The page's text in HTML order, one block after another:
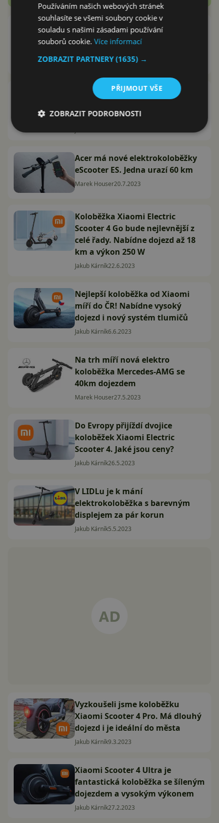
Acer Predator Extreme je terénní
koloběžka pro náročné. Poradí si
Adam Kurfürst 8.2.2024
Elektrokoloběžka Sencor Scooter
obou kol (recenze)
Acer má nové elektrokoloběžky
eScooter ES. Jedna urazí 60 km
Marek Houser20.7.2023
Koloběžka Xiaomi Electric
Scooter 4 Go bude nejlevnější z
celé řady. Nabídne dojezd až 18
km a výkon 250 W
Jakub Kárník22.6.2023
Nejlepší koloběžka od Xiaomi
míří do ČR! Nabídne vysoký
dojezd i nový systém tlumičů
Jakub Kárník6.6.2023
Na trh míří nová elektro
koloběžka Mercedes-AMG se
40km dojezdem
Marek Houser27.5.2023
Do Evropy přijíždí dvojice
koloběžek Xiaomi Electric
Scooter 4. Jaké jsou ceny?
Jakub Kárník26.5.2023
V LIDLu je k mání
elektrokoloběžka s barevným
displejem za pár korun
Jakub Kárník5.5.2023
Vyzkoušeli jsme koloběžku
Xiaomi Scooter 4 Pro. Má dlouhý
dojezd i je ideální do města
Jakub Kárník9.3.2023
Xiaomi Scooter 4 Ultra je
fantastická koloběžka se šíleným
dojezdem a vysokým výkonem
Jakub Kárník27.2.2023
Používáním našich webových stránek
souhlasíte se všemi soubory cookie v
souladu s našimi zásadami používání
souborů cookie.Více informací
ZOBRAZIT PARTNERY(1635) →
PŘIJMOUT VŠE
ZOBRAZIT PODROBNOSTI